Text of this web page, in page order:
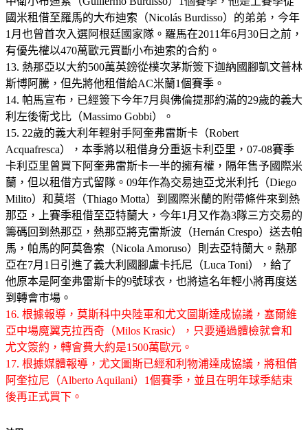
國米租借至羅馬的大布迪索（Nicolás Burdisso）的弟弟，今年
1月也曾首次入選阿根廷國家隊。羅馬在2011年6月30日之前，
有優先權以470萬歐元買斷小布迪索的合約。
13. 熱那亞以大約500萬英鎊從樸次茅斯簽下迦納國腳凱文普林
斯博阿騰，但先將他租借給AC米蘭1個賽季。
14. 帕馬宣布，已經簽下今年7月與佛倫提那約滿的29歲的義大
利左後衛戈比（Massimo Gobbi）。
15. 22歲的義大利年輕射手阿奎弗雷斯卡（Robert
Acquafresca），本季將以租借身分重返卡利亞里，07-08賽季
卡利亞里曾買下阿奎弗雷斯卡一半的擁有權，隔年售予國際米
蘭，但以租借方式留隊。09年作為交易迪亞戈米利托（Diego
Milito）和莫塔（Thiago Motta）到國際米蘭的附帶條件來到熱
那亞，上賽季租借至亞特蘭大，今年1月又作為3隊三方交易的
籌碼回到熱那亞，熱那亞將克雷斯波（Hernán Crespo）送去帕
馬，帕馬的阿莫魯索（Nicola Amoruso）則去亞特蘭大。熱那
亞在7月1日引進了義大利國腳盧卡托尼（Luca Toni），給了
他原本是阿奎弗雷斯卡的9號球衣，也將這名年輕小將再度送
到轉會市場。
16. 根據報導，莫斯科中央陸軍和尤文圖斯達成協議，塞爾維
亞中場魔翼克拉西奇（Milos Krasic），只要通過體檢就會和
尤文簽約，轉會費大約是1500萬歐元。
17. 根據媒體報導，尤文圖斯已經和利物浦達成協議，將租借
阿奎拉尼（Alberto Aquilani）1個賽季，並且在明年球季結束
後再正式買下。